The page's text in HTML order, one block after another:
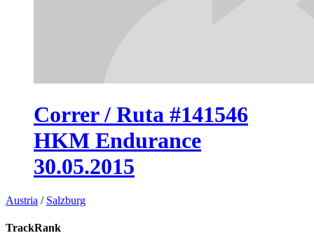
Correr / Ruta #141546
HKM Endurance
30.05.2015
Austria / Salzburg
TrackRank